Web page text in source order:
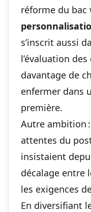
réforme du bac
s’inscrit aussi
l’évaluation
davantage de
enfermer dans
première.
Autre ambition
attentes du
insistaient
décalage entre
les exigences
En diversifiant